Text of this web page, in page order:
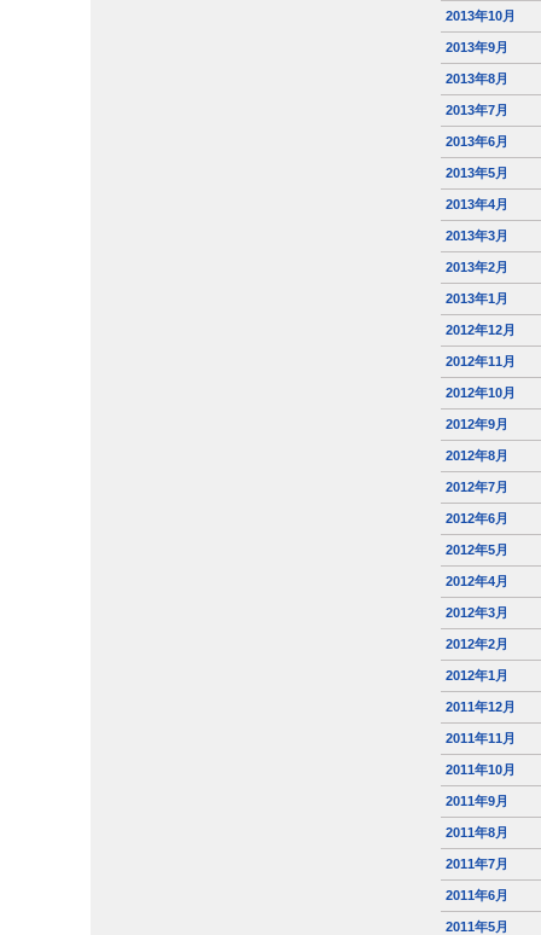
2013年10月
2013年9月
2013年8月
2013年7月
2013年6月
2013年5月
2013年4月
2013年3月
2013年2月
2013年1月
2012年12月
2012年11月
2012年10月
2012年9月
2012年8月
2012年7月
2012年6月
2012年5月
2012年4月
2012年3月
2012年2月
2012年1月
2011年12月
2011年11月
2011年10月
2011年9月
2011年8月
2011年7月
2011年6月
2011年5月